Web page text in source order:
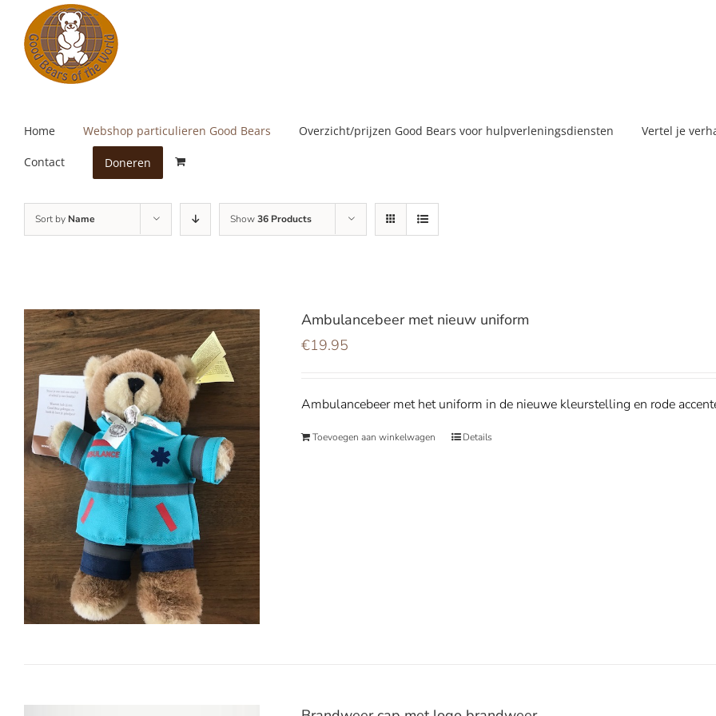
content
Home Webshop particulieren Good Bears Overzicht/prijzen Good Bears voor hulpverleningsdiensten Vertel je
Contact Doneren
Sort by Name Show36 Products
Ambulancebeer met nieuw uniform
€19.95
Ambulancebeer met het uniform in de nieuwe kleurstelling en rode
Toevoegen aan winkelwagen Details